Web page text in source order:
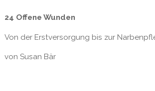
24 Offene Wunden
Von der Erstversorgung bis zur
von Susan Bär